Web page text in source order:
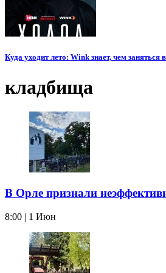
Куда уходит лето: Wink знает, чем заняться
кладбища
В Орле признали
8:00 | 1 Июн